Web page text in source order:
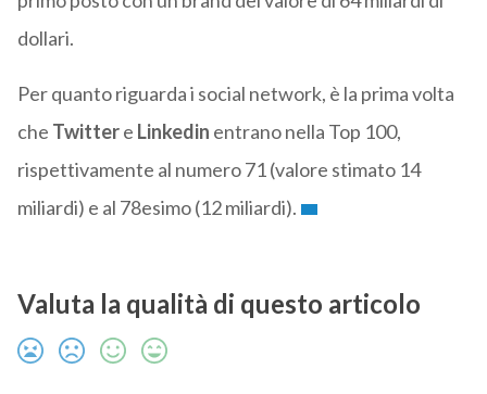
dollari.
Per quanto riguarda i social network, è la prima volta
che Twittere Linkedin entrano nella Top 100,
rispettivamente al numero 71 (valore stimato 14
miliardi) e al 78esimo (12 miliardi).
Valuta la qualità di questo articolo